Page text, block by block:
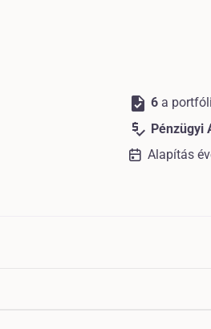
task 6 a
price_check Pénzügyi
Alapítás